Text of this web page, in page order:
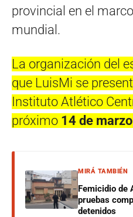
provincial en el
mundial.
La organización del
que LuisMi se
Instituto Atlético
próximo 14 de marzo
MIRÁ TAMBIÉN
Femicidio de
pruebas
detenidos